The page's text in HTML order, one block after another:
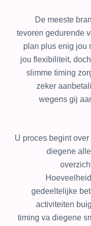
De meeste
tevoren gedurende
plan plus enig jou
jou flexibiliteit,
slimme timing
zeker
wegens gij
U proces begint
diegene
gedeeltelijke
activiteiten
timing va diegene